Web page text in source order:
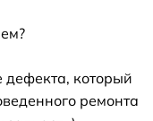
дефекта, который
ремонта